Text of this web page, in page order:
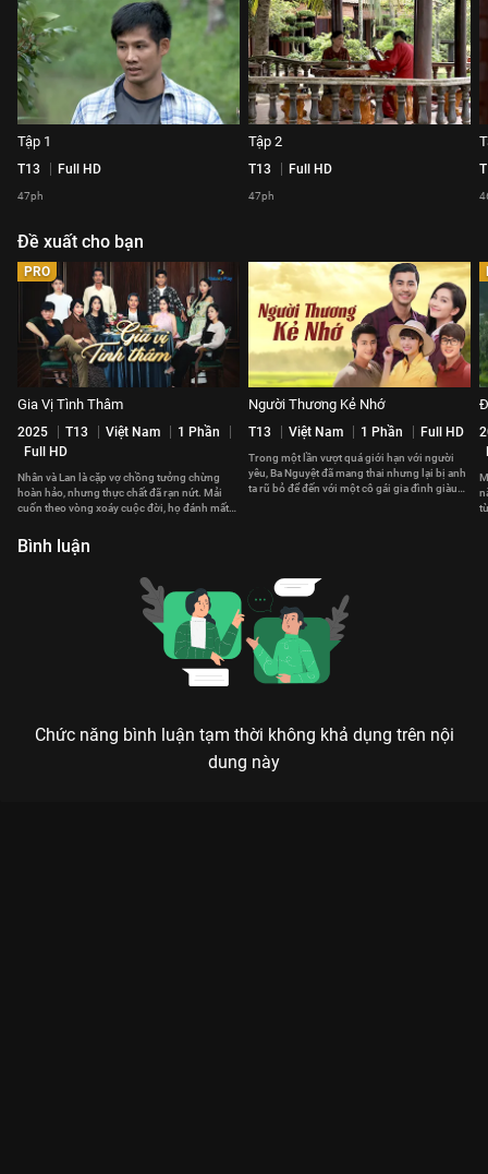
Tập 1
T13 Full HD
47ph
Tập 2
T13 Full HD
47ph
Đề xuất cho bạn
PRO
Gia Vị Tình Thâm
2025 T13 Việt Nam
1 Phần
Full HD
Nhân và Lan là cặp vợ chồng tưởng chừng
hoàn hảo, nhưng thực chất đã rạn nứt. Mải
cuốn theo vòng xoáy cuộc đời, họ đánh mất
Người Thương Kẻ Nhớ
T13 Việt Nam 1 Phần Full HD
Trong một lần vượt quá giới hạn với người
yêu, Ba Nguyệt đã mang thai nhưng lại bị anh
ta rũ bỏ để đến với một cô gái gia đình giàu
Bình luận
Chức năng bình luận tạm thời không khả dụng trên nội
dung này